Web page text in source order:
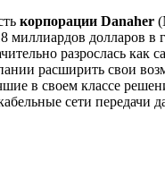
корпорации Danaher
миллиардов долларов в
разрослась как
расширить свои
в своем классе
сети передачи